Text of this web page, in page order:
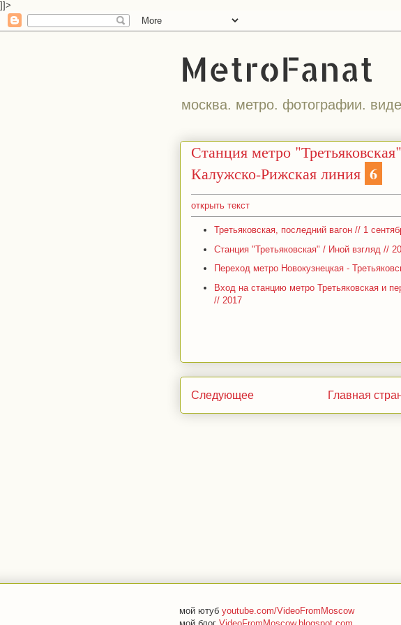
]]>
MetroFanat
москва. метро. фотографии.
Станция метро "Третьяковская"
Калужско-Рижская линия 6
открыть текст
Третьяковская, последний вагон // 1
Станция "Третьяковская" / Иной взгляд //
Переход метро Новокузнецкая -
Вход на станцию метро Третьяковская и
// 2017
Следующее Главная
мой ютуб youtube.com/VideoFromMoscow